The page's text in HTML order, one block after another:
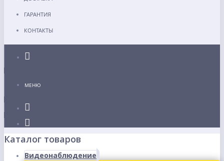
ГАРАНТИЯ
КОНТАКТЫ
МЕНЮ
Каталог товаров
Видеонаблюдение